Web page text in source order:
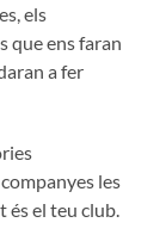
els
que ens faran
a fer
les
és el teu club.